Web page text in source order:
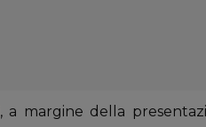
, a margine della